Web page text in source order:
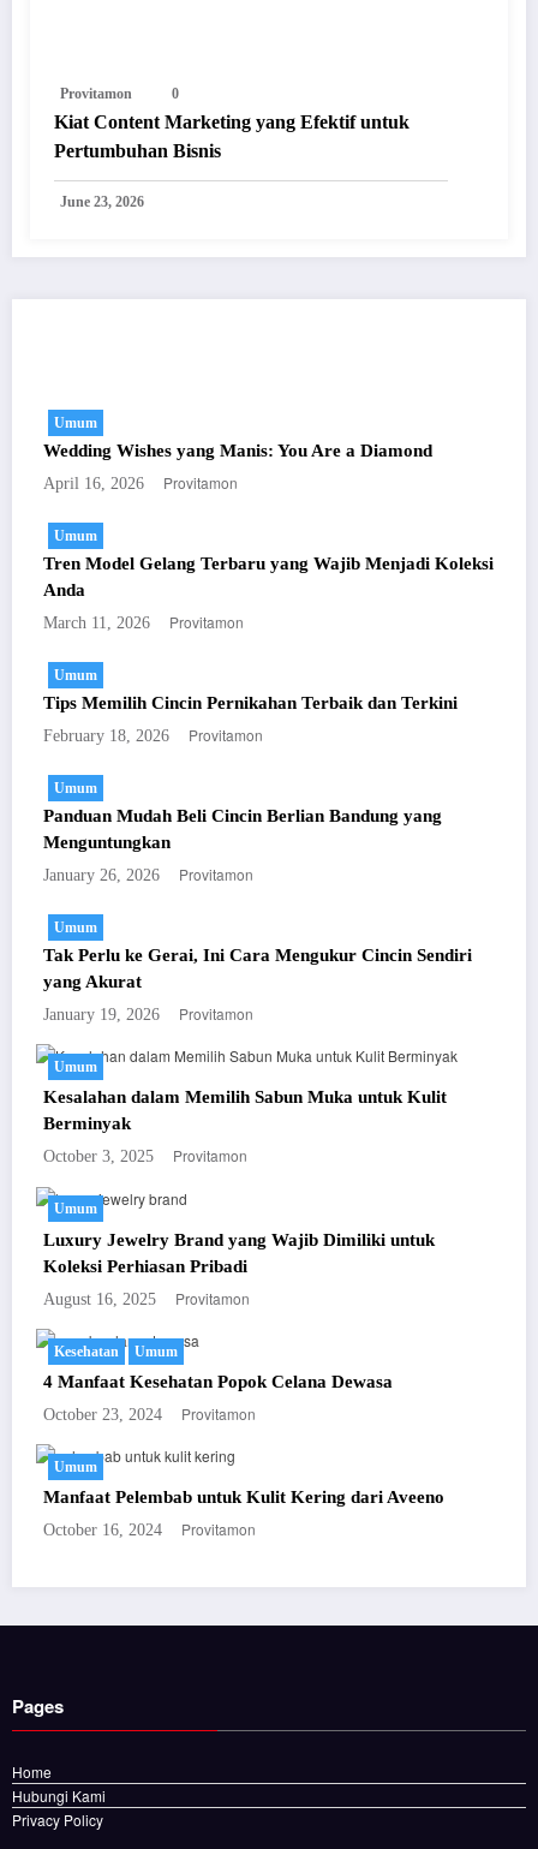
Provitamon 0
Kiat Content Marketing yang Efektif untuk
Pertumbuhan Bisnis
June 23, 2026
Umum
Wedding Wishes yang Manis: You Are a Diamond
April 16, 2026 Provitamon
Umum
Tren Model Gelang Terbaru yang Wajib Menjadi Koleksi
Anda
March 11, 2026 Provitamon
Umum
Tips Memilih Cincin Pernikahan Terbaik dan Terkini
February 18, 2026 Provitamon
Umum
Panduan Mudah Beli Cincin Berlian Bandung yang
Menguntungkan
January 26, 2026 Provitamon
Umum
Tak Perlu ke Gerai, Ini Cara Mengukur Cincin Sendiri
yang Akurat
January 19, 2026 Provitamon
Umum
Kesalahan dalam Memilih Sabun Muka untuk Kulit
Berminyak
October 3, 2025 Provitamon
Umum
Luxury Jewelry Brand yang Wajib Dimiliki untuk
Koleksi Perhiasan Pribadi
August 16, 2025 Provitamon
Kesehatan Umum
4 Manfaat Kesehatan Popok Celana Dewasa
October 23, 2024 Provitamon
Umum
Manfaat Pelembab untuk Kulit Kering dari Aveeno
October 16, 2024 Provitamon
Pages
Home
Hubungi Kami
Privacy Policy